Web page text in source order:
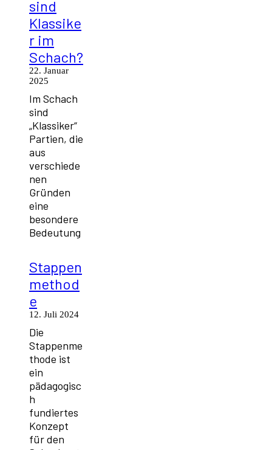
sind
Klassike
r im
Schach?
22. Januar
2025
Im Schach
sind
„Klassiker“
Partien, die
aus
verschiede
nen
Gründen
eine
besondere
Bedeutung
Stappen
method
e
12. Juli 2024
Die
Stappenme
thode ist
ein
pädagogisc
h
fundiertes
Konzept
für den